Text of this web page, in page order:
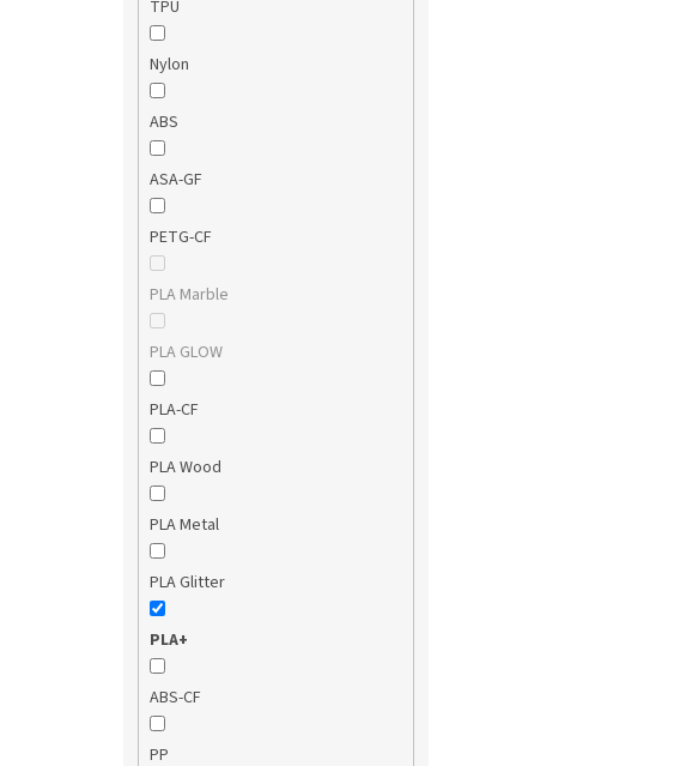
TPU
Nylon
ABS
ASA-GF
PETG-CF
PLA Marble
PLA GLOW
PLA-CF
PLA Wood
PLA Metal
PLA Glitter
PLA+
ABS-CF
PP